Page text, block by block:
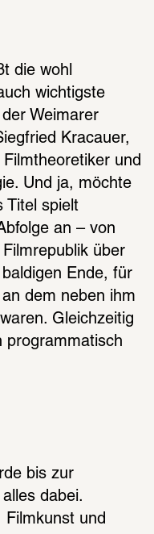
die wohl
wichtigste
Weimarer
Kracauer,
und
Und ja, möchte
Titel spielt
an – von
über
Ende, für
dem neben ihm
Gleichzeitig
programmatisch
bis zur
dabei.
Filmkunst und